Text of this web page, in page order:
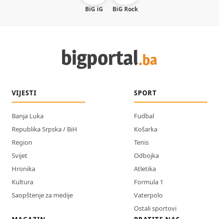
BiG iG BiG Rock
VIJESTI
Banja Luka
Republika Srpska / BiH
Region
Svijet
Hronika
Kultura
Saopštenje za medije
SPORT
Fudbal
Košarka
Tenis
Odbojka
Atletika
Formula 1
Vaterpolo
Ostali sportovi